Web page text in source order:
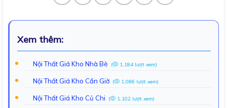
Xem thêm:
Nội Thất Giá Kho Nhà Bè ( 1,184 lượt xem)
Nội Thất Giá Kho Cần Giờ ( 1,086 lượt xem)
Nội Thất Giá Kho Củ Chi ( 1,102 lượt xem)